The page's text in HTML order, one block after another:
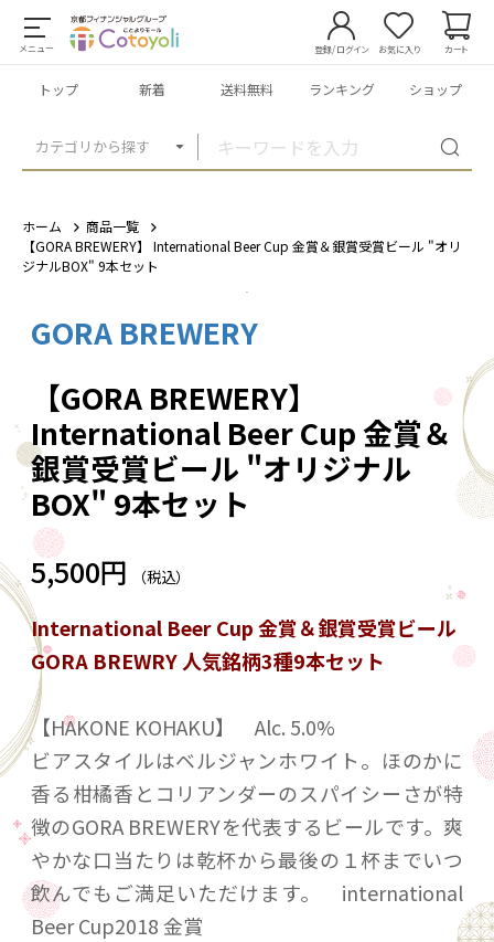
メニュー
カテゴリから探す
登録/ログイン お気に入り カート
トップ 新着 送料無料 ランキング ショップ
ホーム
商品一覧
【GORA BREWERY】 International Beer Cup 金賞＆銀賞受賞ビール "オリ
ジナルBOX" 9本セット
GORA BREWERY
【GORA BREWERY】
International Beer Cup 金賞＆
銀賞受賞ビール "オリジナル
BOX" 9本セット
5,500円 （税込）
International Beer Cup 金賞＆銀賞受賞ビール
GORA BREWRY 人気銘柄3種9本セット
【HAKONE KOHAKU】 Alc. 5.0%
ビアスタイルはベルジャンホワイト。ほのかに
香る柑橘香とコリアンダーのスパイシーさが特
徴のGORA BREWERYを代表するビールです。爽
やかな口当たりは乾杯から最後の１杯までいつ
飲んでもご満足いただけます。 international
Beer Cup2018 金賞